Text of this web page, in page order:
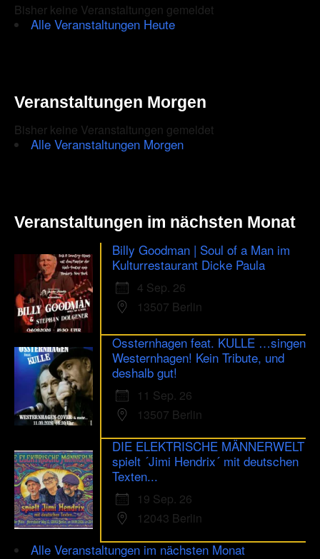
Bisher keine Veranstaltungen gemeldet
Alle Veranstaltungen Heute
Veranstaltungen Morgen
Bisher keine Veranstaltungen gemeldet
Alle Veranstaltungen Morgen
Veranstaltungen im nächsten Monat
Billy Goodman | Soul of a Man im
Kulturrestaurant Dicke Paula
4 Sep. 26
13507 Berlin
Ossternhagen feat. KULLE …singen
Westernhagen! Kein Tribute, und
deshalb gut!
11 Sep. 26
13507 Berlin
DIE ELEKTRISCHE MÄNNERWELT
spielt ´Jimi Hendrix´ mit deutschen
Texten...
19 Sep. 26
12043 Berlin
Alle Veranstaltungen im nächsten Monat